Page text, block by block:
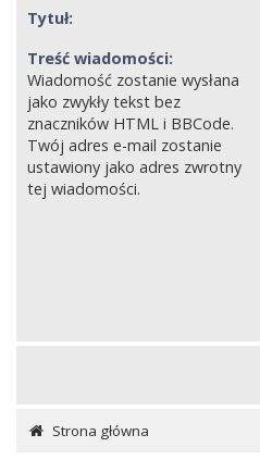
Tytuł:
Treść wiadomości:
Wiadomość zostanie wysłana
jako zwykły tekst bez
znaczników HTML i BBCode.
Twój adres e-mail zostanie
ustawiony jako adres zwrotny
tej wiadomości.
Strona główna